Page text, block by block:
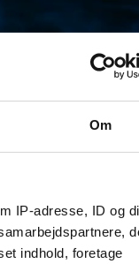
Om
IP-adresse, ID og
indhold, foretage